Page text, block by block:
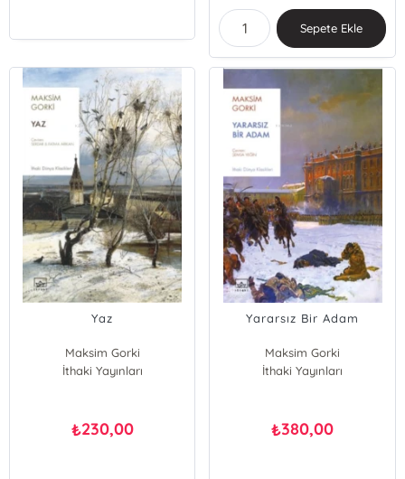
Sepete Ekle
Yaz
Maksim Gorki
İthaki Yayınları
₺230,00
Yararsız Bir Adam
Maksim Gorki
İthaki Yayınları
₺380,00